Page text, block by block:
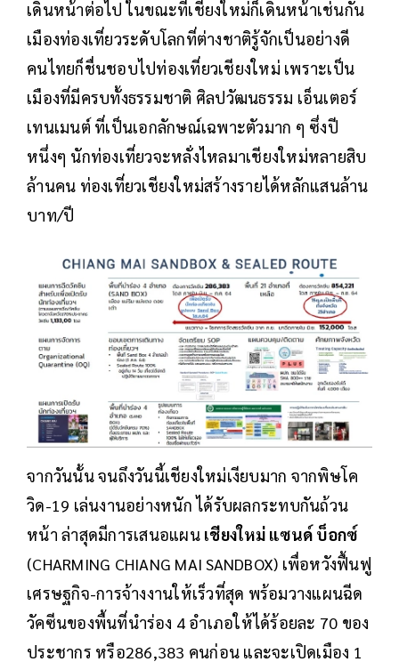
เดินหน้าต่อไป ในขณะที่เชียงใหม่ก็เดินหน้าเช่นกัน
เมืองท่องเที่ยวระดับโลกที่ต่างชาติรู้จักเป็นอย่างดี
คนไทยก็ชื่นชอบไปท่องเที่ยวเชียงใหม่ เพราะเป็น
เมืองที่มีครบทั้งธรรมชาติ ศิลปวัฒนธรรม เอ็นเตอร์
เทนเมนต์ ที่เป็นเอกลักษณ์เฉพาะตัวมาก ๆ ซึ่งปี
หนึ่งๆ นักท่องเที่ยวจะหลั่งไหลมาเชียงใหม่หลายสิบ
ล้านคน ท่องเที่ยวเชียงใหม่สร้างรายได้หลักแสนล้าน
บาท/ปี
จากวันนั้น จนถึงวันนี้เชียงใหม่เงียบมาก จากพิษโค
วิด-19 เล่นงานอย่างหนัก ได้รับผลกระทบกันถ้วน
หน้า ล่าสุดมีการเสนอแผน เชียงใหม่ แซนด์ บ็อกซ์
(CHARMING CHIANG MAI SANDBOX) เพื่อหวังฟื้นฟู
เศรษฐกิจ-การจ้างงานให้เร็วที่สุด พร้อมวางแผนฉีด
วัคซีนของพื้นที่นำร่อง 4 อำเภอให้ได้ร้อยละ 70 ของ
ประชากร หรือ286,383 คนก่อน และจะเปิดเมือง 1